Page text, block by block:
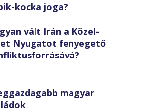
kocka joga?
vált Irán a Közel-
Nyugatot fenyegető
magyar